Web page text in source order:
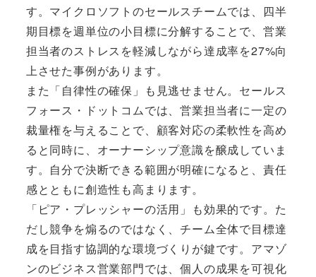
す。マイクロソフトのセールスチームでは、四半
期目標を週単位の小目標に分解することで、営業
担当者のストレスを軽減しながら達成率を27%向
上させた事例があります。
また「自律性の確保」も見逃せません。セールス
フォース・ドットコムでは、営業担当者に一定の
裁量権を与えることで、顧客対応の柔軟性を高め
ると同時に、オーナーシップ意識を醸成していま
す。自分で決断できる範囲が明確になると、責任
感とともに創造性も高まります。
「ピア・プレッシャーの活用」も効果的です。た
だし競争を煽るのではなく、チーム全体で目標達
成を目指す協調的な環境づくりが鍵です。アマゾ
ンのビジネス営業部門では、個人の成果を可視化